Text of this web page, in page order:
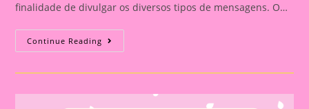
finalidade de divulgar os diversos tipos de mensagens. O…
Continue Reading Cartaz
De
Dos